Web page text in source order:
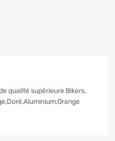
qualité supérieure Bikers.